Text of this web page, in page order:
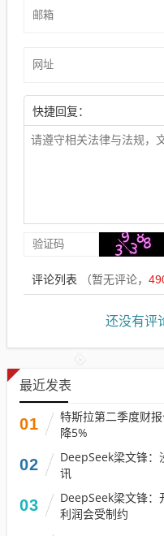
快捷回复：
评论列表 （暂无评论，
还没有评
最近发表
01
特斯拉第二季度财
降5%
02
DeepSeek梁文锋
讯
03
DeepSeek梁文锋
利润会受制约